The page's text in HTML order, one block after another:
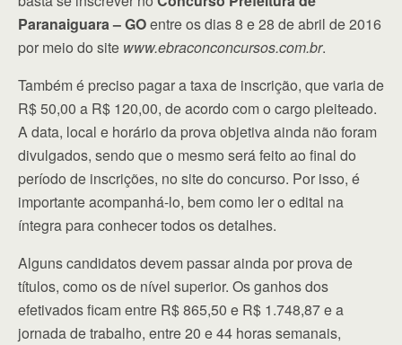
Paranaiguara – GOentre os dias 8 e 28 de abril de 2016
por meio do site www.ebraconconcursos.com.br.
Também é preciso pagar a taxa de inscrição, que varia de
R$ 50,00 a R$ 120,00, de acordo com o cargo pleiteado.
A data, local e horário da prova objetiva ainda não foram
divulgados, sendo que o mesmo será feito ao final do
período de inscrições, no site do concurso. Por isso, é
importante acompanhá-lo, bem como ler o edital na
íntegra para conhecer todos os detalhes.
Alguns candidatos devem passar ainda por prova de
títulos, como os de nível superior. Os ganhos dos
efetivados ficam entre R$ 865,50 e R$ 1.748,87 e a
jornada de trabalho, entre 20 e 44 horas semanais,